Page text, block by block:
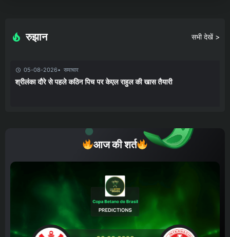
रुझान सभी देखें >
05-08-2026 समाचार
श्रीलंका दौरे से पहले कठिन पिच पर केएल राहुल की खास तैयारी
आज की शर्त